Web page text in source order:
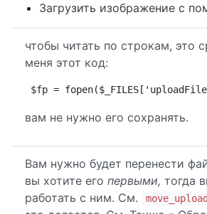
Загрузить изображение с
чтобы читать по строкам, это
меня этот код:
$fp =
вам не нужно его сохранять.
Вам нужно будет перенести
вы хотите его первыми, тогда
работать с ним. См.